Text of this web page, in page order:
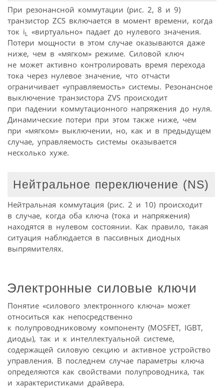
При резонансной коммутации (рис. 2, 8 и 9)
транзистор ZCS включается в момент времени, когда
ток iL
«виртуально» падает до нулевого значения.
Потери мощности в этом случае оказываются даже
ниже, чем в «мягком» режиме. Силовой ключ
не может активно контролировать время перехода
тока через нулевое значение, что отчасти
ограничивает «управляемость» системы. Резонансное
выключение транзистора ZVS происходит
при падении коммутационного напряжения до нуля.
Динамические потери при этом также ниже, чем
при «мягком» выключении, но, как и в предыдущем
случае, управляемость системы оказывается
несколько хуже.
Нейтральное переключение (NS)
Нейтральная коммутация (рис. 2 и 10) происходит
в случае, когда оба ключа (тока и напряжения)
находятся в нулевом состоянии. Как правило, такая
ситуация наблюдается в пассивных диодных
выпрямителях.
Электронные силовые ключи
Понятие «силового электронного ключа» может
относиться как непосредственно
к полупроводниковому компоненту (MOSFET, IGBT,
диоды), так и к интеллектуальной системе,
содержащей силовую секцию и активное устройство
управления. В последнем случае параметры ключа
определяются как свойствами полупроводника, так
и характеристиками драйвера.